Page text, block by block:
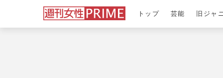
トップ 芸能 旧ジャ